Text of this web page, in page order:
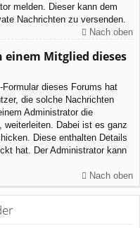
melden. Dieser kann dem
Nachrichten zu versenden.
Nach oben
einem Mitglied dieses
dieses Forums hat
die solche Nachrichten
Administrator die
weiterleiten. Dabei ist es ganz
Diese enthalten Details
hat. Der Administrator kann
Nach oben